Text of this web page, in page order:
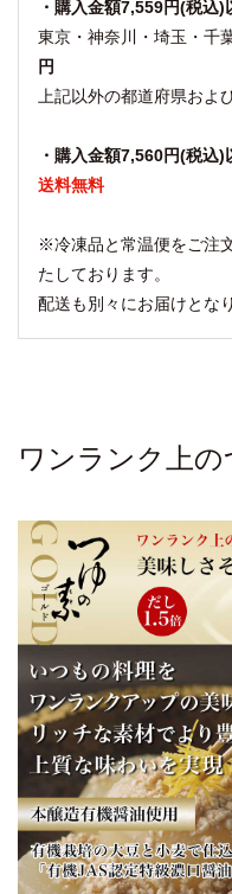
・購入金額7,559円(税込)
東京・神奈川・埼玉・千
円
上記以外の都道府県およ
・購入金額7,560円(税込)
送料無料
※冷凍品と常温便をご注
たしております。
配送も別々にお届けとな
ワンランク上の